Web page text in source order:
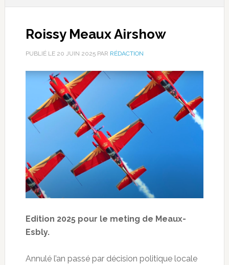
Roissy Meaux Airshow
PUBLIÉ LE 20 JUIN 2025PAR RÉDACTION
Edition 2025 pour le meting de Meaux-
Esbly.
Annulé l’an passé par décision politique locale